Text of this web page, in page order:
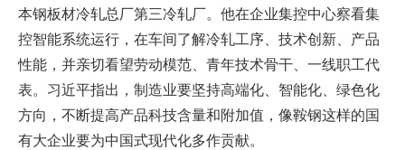
本钢板材冷轧总厂第三冷轧厂。他在企业集控中心察看集
控智能系统运行，在车间了解冷轧工序、技术创新、产品
性能，并亲切看望劳动模范、青年技术骨干、一线职工代
表。习近平指出，制造业要坚持高端化、智能化、绿色化
方向，不断提高产品科技含量和附加值，像鞍钢这样的国
有大企业要为中国式现代化多作贡献。